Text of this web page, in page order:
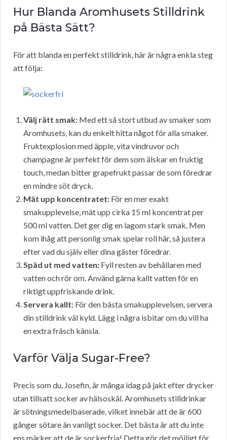
Hur Blanda Aromhusets Stilldrink
på Bästa Sätt?
För att blanda en perfekt stilldrink, här är några enkla steg
att följa:
Välj rätt smak: Med ett så stort utbud av smaker som
Aromhusets, kan du enkelt hitta något för alla smaker.
Fruktexplosion med äpple, vita vindruvor och
champagne är perfekt för dem som älskar en fruktig
touch, medan bitter grapefrukt passar de som föredrar
en mindre söt dryck.
Mät upp koncentratet: För en mer exakt
smakupplevelse, mät upp cirka 15 ml koncentrat per
500 ml vatten. Det ger dig en lagom stark smak. Men
kom ihåg att personlig smak spelar roll här, så justera
efter vad du själv eller dina gäster föredrar.
Späd ut med vatten: Fyll resten av behållaren med
vatten och rör om. Använd gärna kallt vatten för en
riktigt uppfriskande drink.
Servera kallt: För den bästa smakupplevelsen, servera
din stilldrink väl kyld. Lägg i några isbitar om du vill ha
en extra fräsch känsla.
Varför Välja Sugar-Free?
Precis som du, Josefin, är många idag på jakt efter drycker
utan tillsatt socker av hälsoskäl. Aromhusets stilldrinkar
är sötningsmedelbaserade, vilket innebär att de är 600
gånger sötare än vanligt socker. Det bästa är att du inte
ens märker att de är sockerfria! Detta gör det möjligt för